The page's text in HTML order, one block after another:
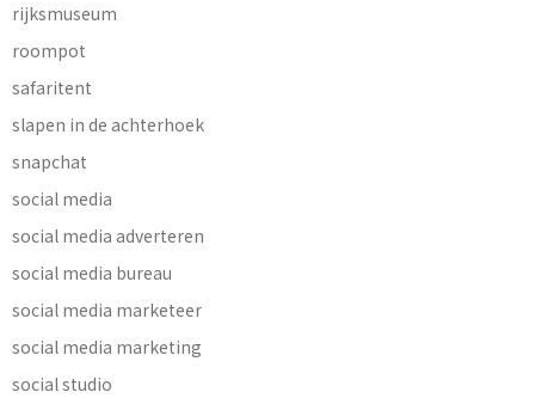
rijksmuseum
roompot
safaritent
slapen in de achterhoek
snapchat
social media
social media adverteren
social media bureau
social media marketeer
social media marketing
social studio